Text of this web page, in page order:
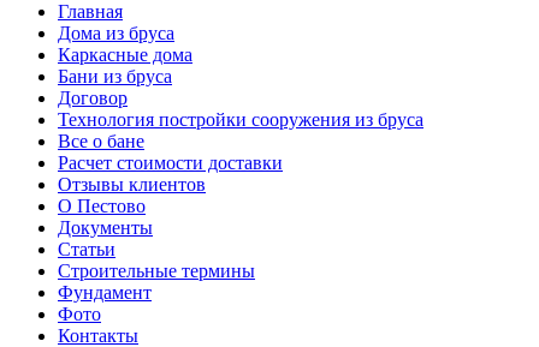
Главная
Дома из бруса
Каркасные дома
Бани из бруса
Договор
Технология постройки сооружения из бруса
Все о бане
Расчет стоимости доставки
Отзывы клиентов
О Пестово
Документы
Статьи
Строительные термины
Фундамент
Фото
Контакты